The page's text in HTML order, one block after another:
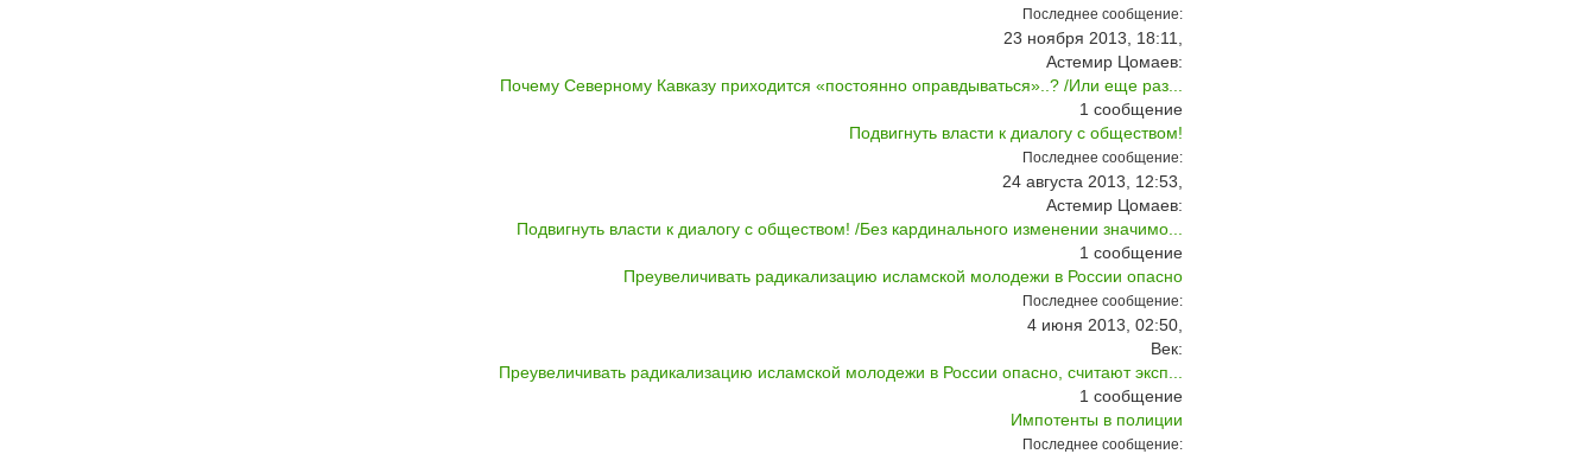
Последнее сообщение:
23 ноября 2013, 18:11,
Астемир Цомаев:
Почему Северному Кавказу приходится «постоянно оправдываться»..? /Или еще раз...
1сообщение
Подвигнуть власти к диалогу с обществом!
Последнее сообщение:
24 августа 2013, 12:53,
Астемир Цомаев:
Подвигнуть власти к диалогу с обществом! /Без кардинального изменении значимо...
1сообщение
Преувеличивать радикализацию исламской молодежи в России опасно
Последнее сообщение:
4 июня 2013, 02:50,
Век:
Преувеличивать радикализацию исламской молодежи в России опасно, считают эксп...
1сообщение
Импотенты в полиции
Последнее сообщение: